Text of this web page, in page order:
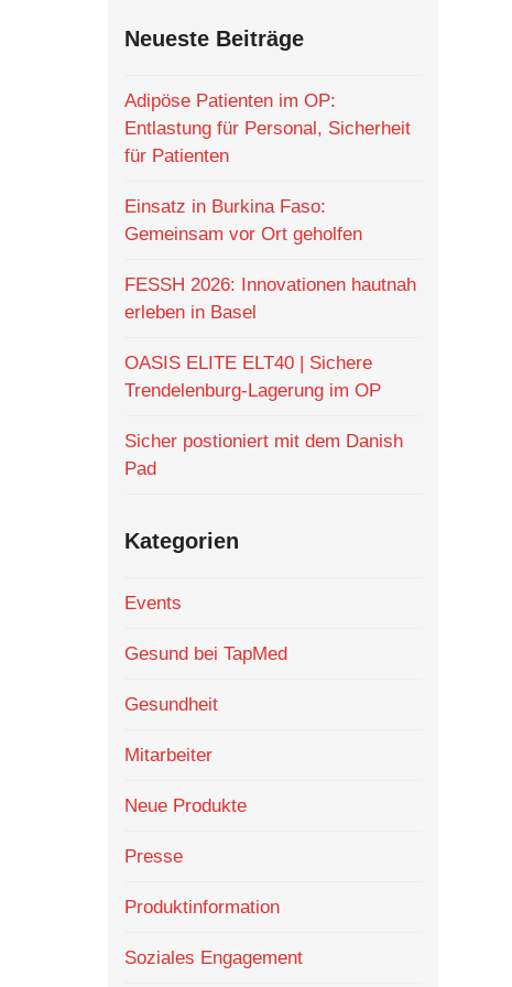
Neueste Beiträge
Adipöse Patienten im OP:
Entlastung für Personal, Sicherheit
für Patienten
Einsatz in Burkina Faso:
Gemeinsam vor Ort geholfen
FESSH 2026: Innovationen hautnah
erleben in Basel
OASIS ELITE ELT40 | Sichere
Trendelenburg-Lagerung im OP
Sicher postioniert mit dem Danish
Pad
Kategorien
Events
Gesund bei TapMed
Gesundheit
Mitarbeiter
Neue Produkte
Presse
Produktinformation
Soziales Engagement